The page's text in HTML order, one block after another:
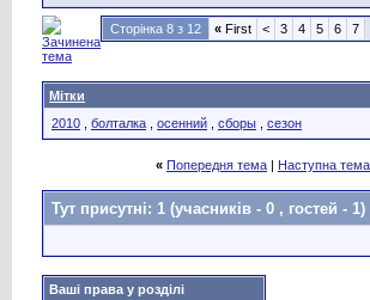
Сторінка 8 з 12 « First < 3 4 5 6 7
Мітки
2010
болталка осенний сборы сезон
« Попередня тема | Наступна тема
Тут присутні: 1 (учасників - 0 , гостей - 1)
Ваші права у розділі